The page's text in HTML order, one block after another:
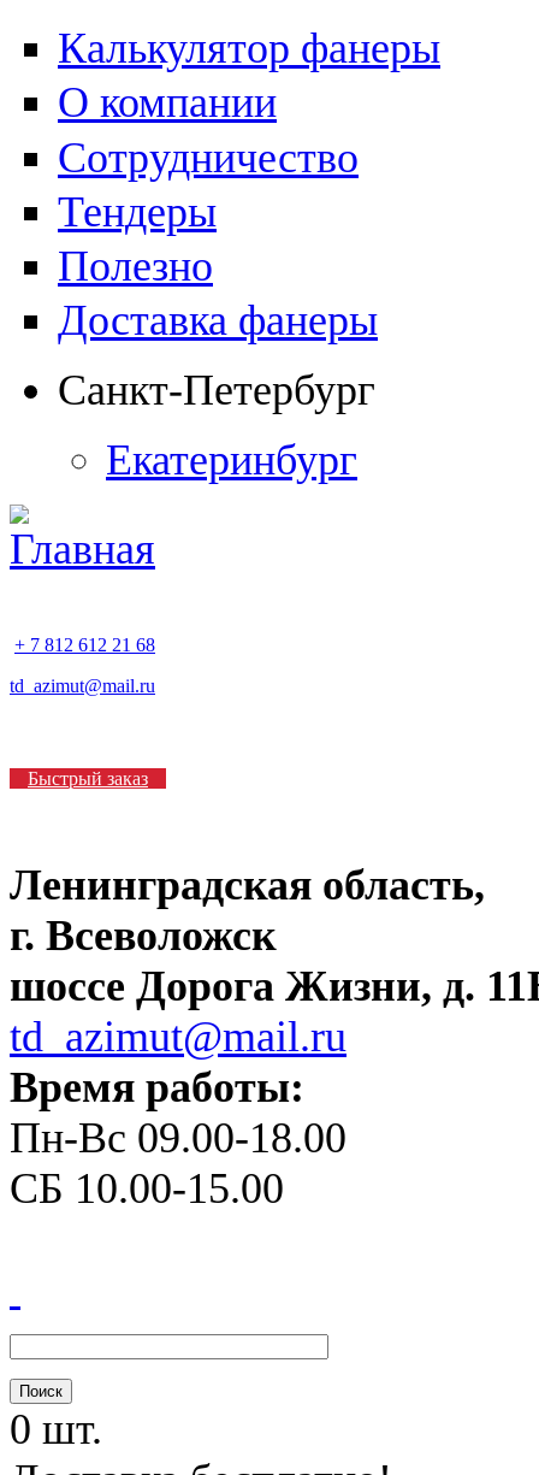
Калькулятор фанеры
О компании
Сотрудничество
Тендеры
Полезно
Доставка фанеры
Санкт-Петербург
Екатеринбург
+ 7 812 612 21 68
td_azimut@mail.ru
Быстрый заказ
Ленинградская область,
г. Всеволожск
шоссе Дорога Жизни, д.
td_azimut@mail.ru
Время работы:
Пн-Вс 09.00-18.00
СБ 10.00-15.00
0 шт.